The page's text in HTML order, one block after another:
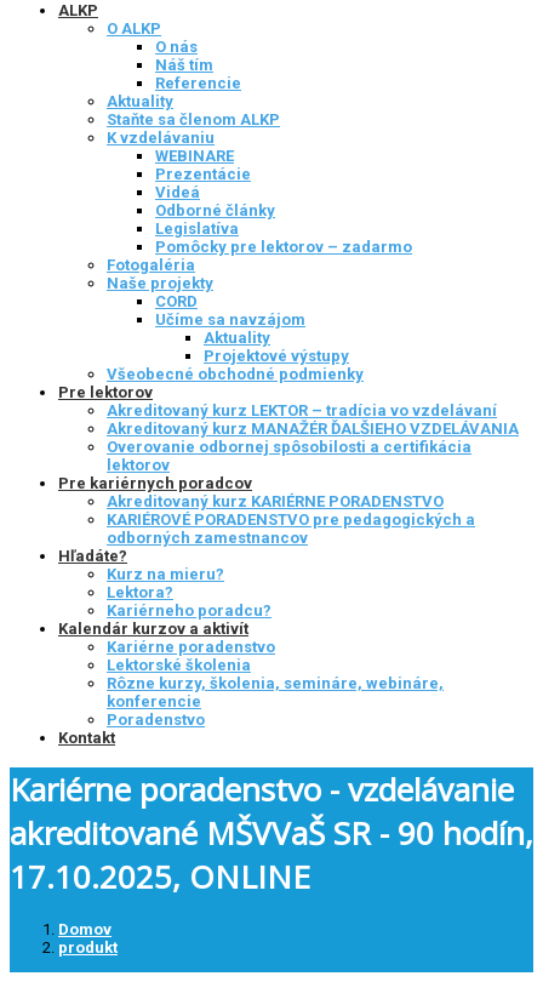
ALKP
O ALKP
O nás
Náš tím
Referencie
Aktuality
Staňte sa členom ALKP
K vzdelávaniu
WEBINARE
Prezentácie
Videá
Odborné články
Legislatíva
Pomôcky pre lektorov – zadarmo
Fotogaléria
Naše projekty
CORD
Učíme sa navzájom
Aktuality
Projektové výstupy
Všeobecné obchodné podmienky
Pre lektorov
Akreditovaný kurz LEKTOR – tradícia vo vzdelávaní
Akreditovaný kurz MANAŽÉR ĎALŠIEHO VZDELÁVANIA
Overovanie odbornej spôsobilosti a certifikácia
lektorov
Pre kariérnych poradcov
Akreditovaný kurz KARIÉRNE PORADENSTVO
KARIÉROVÉ PORADENSTVO pre pedagogických a
odborných zamestnancov
Hľadáte?
Kurz na mieru?
Lektora?
Kariérneho poradcu?
Kalendár kurzov a aktivít
Kariérne poradenstvo
Lektorské školenia
Rôzne kurzy, školenia, semináre, webináre,
konferencie
Poradenstvo
Kontakt
Kariérne poradenstvo - vzdelávanie
akreditované MŠVVaŠ SR - 90 hodín,
17.10.2025, ONLINE
Domov
produkt